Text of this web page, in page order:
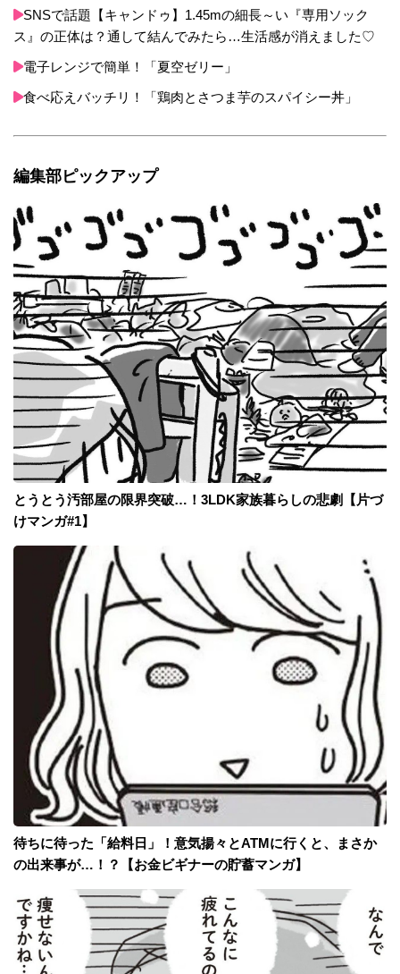
SNSで話題【キャンドゥ】1.45mの細長～い『専用ソック
ス』の正体は？通して結んでみたら…生活感が消えました♡
電子レンジで簡単！「夏空ゼリー」
食べ応えバッチリ！「鶏肉とさつま芋のスパイシー丼」
編集部ピックアップ
とうとう汚部屋の限界突破…！3LDK家族暮らしの悲劇【片づ
けマンガ#1】
待ちに待った「給料日」！意気揚々とATMに行くと、まさか
の出来事が…！？【お金ビギナーの貯蓄マンガ】